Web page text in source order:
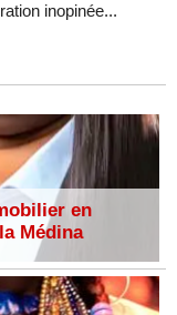
inopinée...
en
Médina